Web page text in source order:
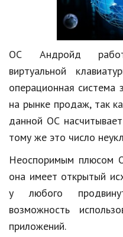
Дом и сад
Недвижимость
Спорт и фитнес
Психология и
Творчество и
Разное
Работа и бизнес
Животные
Еда и напитки
Праздники и подарки
ОС Андройд
виртуальной
операционная
на рынке продаж, так
данной ОС
тому же это число
Неоспоримым плюсом
она имеет открытый
у любого
возможность
приложений.